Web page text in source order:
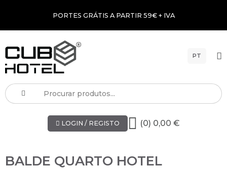
PORTES GRÁTIS A PARTIR 59€ + IVA
PT
LOGIN / REGISTO (0) 0,00 €
BALDE QUARTO HOTEL